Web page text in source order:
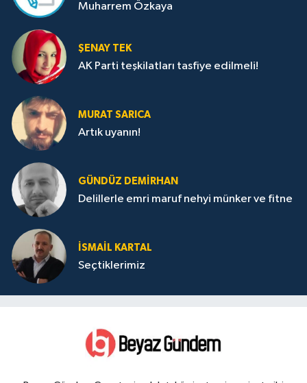
Muharrem Özkaya
ŞENAY TEK
AK Parti teşkilatları tasfiye edilmeli!
MURAT SARICA
Artık uyanın!
GÜNDÜZ DEMIRHAN
Delillerle emri maruf nehyi münker ve fitne
İSMAIL KARTAL
Seçtiklerimiz